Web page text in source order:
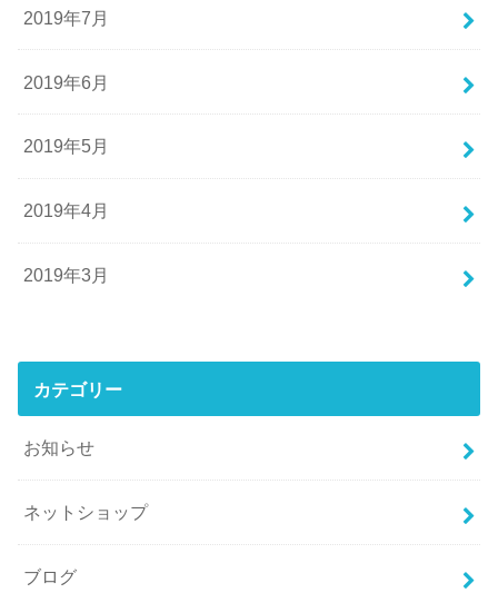
2019年7月
2019年6月
2019年5月
2019年4月
2019年3月
カテゴリー
お知らせ
ネットショップ
ブログ